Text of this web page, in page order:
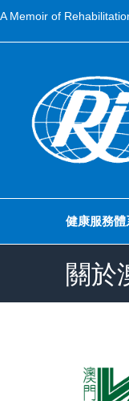
A Memoir of
健康服務體
關於